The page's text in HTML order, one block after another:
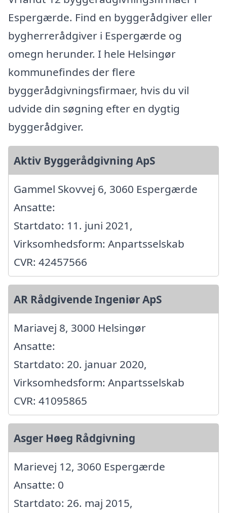
Espergærde. Find en byggerådgiver eller
bygherrerådgiver i Espergærde og
omegn herunder. I hele Helsingør
kommunefindes der flere
byggerådgivningsfirmaer, hvis du vil
udvide din søgning efter en dygtig
byggerådgiver.
Aktiv Byggerådgivning ApS
Gammel Skovvej 6, 3060 Espergærde
Ansatte:
Startdato: 11. juni 2021,
Virksomhedsform: Anpartsselskab
CVR: 42457566
AR Rådgivende Ingeniør ApS
Mariavej 8, 3000 Helsingør
Ansatte:
Startdato: 20. januar 2020,
Virksomhedsform: Anpartsselskab
CVR: 41095865
Asger Høeg Rådgivning
Marievej 12, 3060 Espergærde
Ansatte: 0
Startdato: 26. maj 2015,